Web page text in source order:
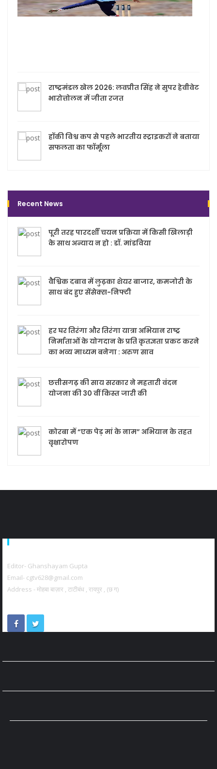
राष्ट्रमंडल खेल 2026: लवप्रीत सिंह ने सुपर हेवीवेट
भारोत्तोलन में जीता रजत
हॉकी विश्व कप से पहले भारतीय स्ट्राइकरों ने बताया
सफलता का फॉर्मूला
Recent News
पूरी तरह पारदर्शी चयन प्रक्रिया में किसी खिलाड़ी
के साथ अन्याय न हो : डॉ. मांडविया
वैश्विक दबाव में लुढ़का शेयर बाजार, कमजोरी के
साथ बंद हुए सेंसेक्स-निफ्टी
हर घर तिरंगा और तिरंगा यात्रा अभियान राष्ट्र
निर्माताओं के योगदान के प्रति कृतज्ञता प्रकट करने
का भव्य माध्यम बनेगा : अरुण साव
छत्तीसगढ़ की साय सरकार ने महतारी वंदन
योजना की 30 वीं किस्त जारी की
कोरबा में “एक पेड़ मां के नाम” अभियान के तहत
वृक्षारोपण
About Us
Editor- Ghanshayam Gupta
Email- cgtv628@gmail.com
Address - मोहबा बाज़ार , टाटीबंध , रायपुर , (छ ग)